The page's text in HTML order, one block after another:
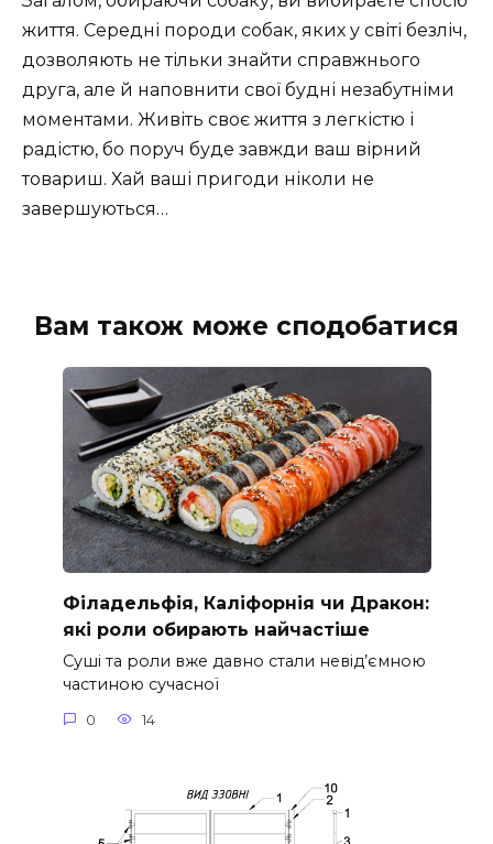
життя. Середні породи собак, яких у світі безліч,
дозволяють не тільки знайти справжнього
друга, але й наповнити свої будні незабутніми
моментами. Живіть своє життя з легкістю і
радістю, бо поруч буде завжди ваш вірний
товариш. Хай ваші пригоди ніколи не
завершуються…
Вам також може сподобатися
Філадельфія, Каліфорнія чи Дракон:
які роли обирають найчастіше
Суші та роли вже давно стали невід’ємною
частиною сучасної
0 14